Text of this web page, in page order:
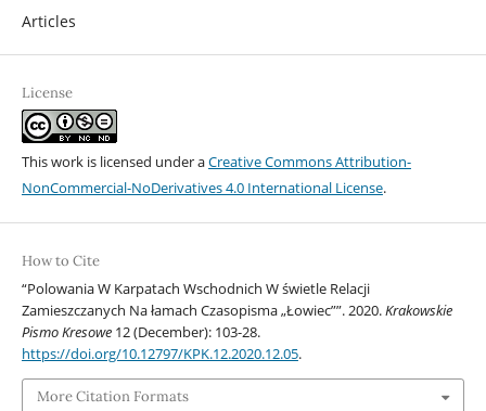
Articles
License
This work is licensed under aCreative Commons Attribution-
NonCommercial-NoDerivatives 4.0 International License.
How to Cite
“Polowania W Karpatach Wschodnich W świetle Relacji
Zamieszczanych Na łamach Czasopisma „Łowiec””. 2020.Krakowskie
Pismo Kresowe12 (December): 103-28.
https://doi.org/10.12797/KPK.12.2020.12.05.
More Citation Formats